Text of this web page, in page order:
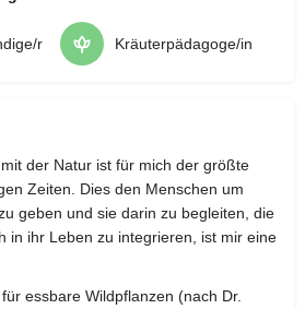
r Kräuterpädagoge/in
der Natur ist für mich der größte
Zeiten. Dies den Menschen um
geben und sie darin zu begleiten, die
in ihr Leben zu integrieren, ist mir eine
essbare Wildpflanzen (nach Dr.